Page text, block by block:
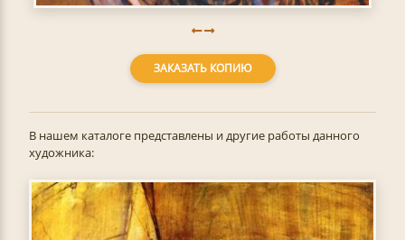
ЗАКАЗАТЬ КОПИЮ
В нашем каталоге представлены и другие работы данного
художника: